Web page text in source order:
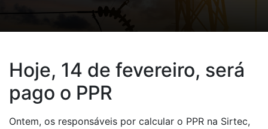
Hoje, 14 de fevereiro, será
pago o PPR
Ontem, os responsáveis por calcular o PPR na Sirtec,